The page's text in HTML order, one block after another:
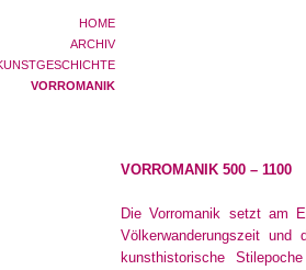
HOME
ARCHIV
VORROMANIK
VORROMANIK 500 – 1100
Die Vorromanik setzt am
Völkerwanderungszeit
kunsthistorische